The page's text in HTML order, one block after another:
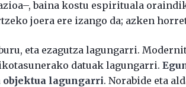
baina kostu espirituala
joera ere izango da; azken
eta ezagutza lagungarri.
datuak lagungarri.
lagungarri. Norabide eta